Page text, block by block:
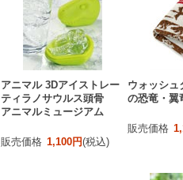
アニマル 3Dアイストレー
ティラノサウルス頭骨
アニマルミュージアム
販売価格 1,100円(税込)
ウォッシュ
の恐竜・翼
販売価格